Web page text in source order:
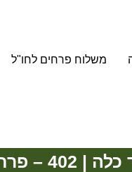
משלוח פרחים לחו"ל
| 402 – פרחי לב